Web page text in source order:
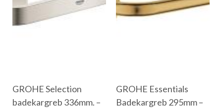
GROHE Selection
badekargreb 336mm. –
GROHE Essentials
Badekargreb 295mm –